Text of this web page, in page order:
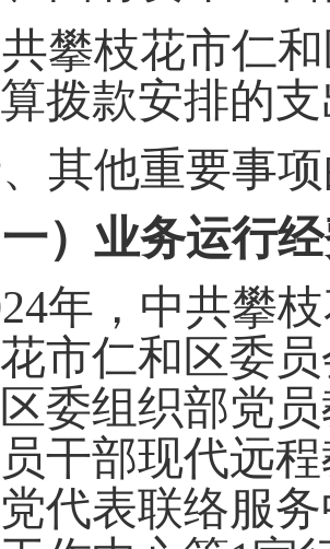
攀枝花市仁
拨款安排的
其他重要事
一）业务运行
年，中共攀
市仁和区委
委组织部党
干部现代远
代表联络服